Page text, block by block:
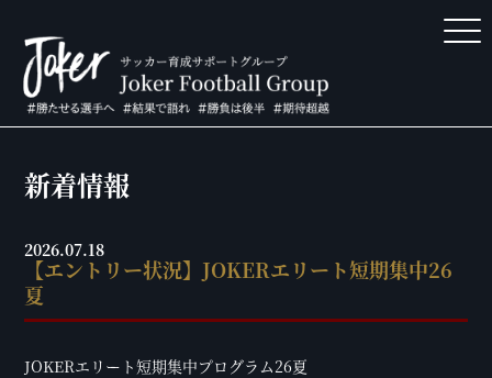
新着情報
【エントリー状況】JOKERエリート短期集中26
夏
2026.07.18
JOKERエリート短期集中プログラム26夏